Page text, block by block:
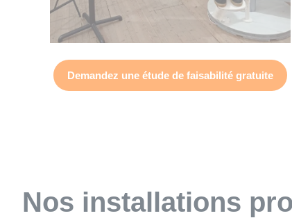
Demandez une étude de faisabilité gratuite
Nos installations